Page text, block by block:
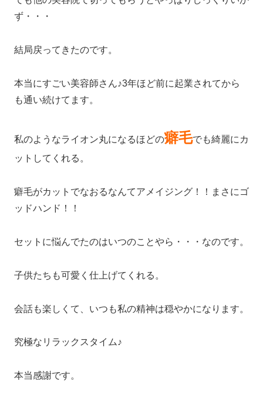
ず・・・
結局戻ってきたのです。
本当にすごい美容師さん♪3年ほど前に起業されてから
も通い続けてます。
私のようなライオン丸になるほどの癖毛でも綺麗にカ
ットしてくれる。
癖毛がカットでなおるなんてアメイジング！！まさにゴ
ッドハンド！！
セットに悩んでたのはいつのことやら・・・なのです。
子供たちも可愛く仕上げてくれる。
会話も楽しくて、いつも私の精神は穏やかになります。
究極なリラックスタイム♪
本当感謝です。